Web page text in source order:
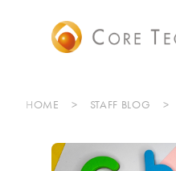
HOME STAFF BLOG